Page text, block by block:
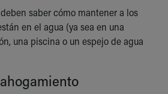
saber cómo mantener a los
en el agua (ya sea en una
una piscina o un espejo de agua